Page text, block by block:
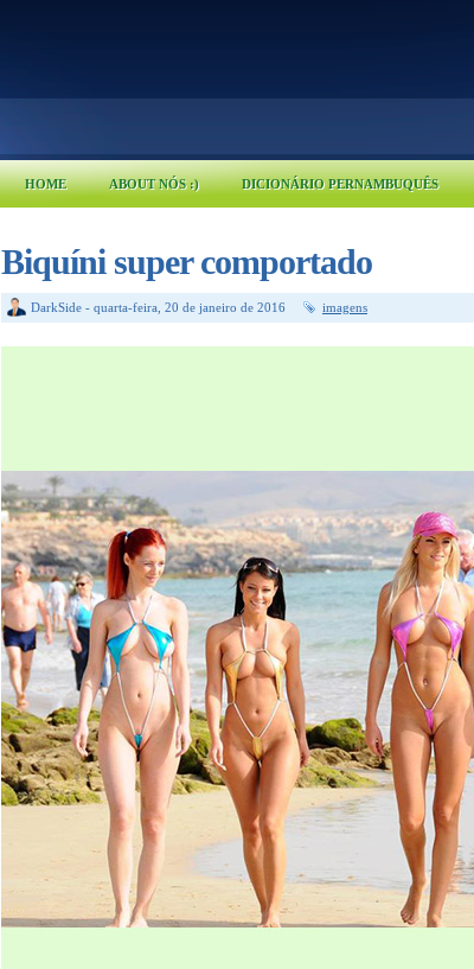
HOME ABOUT NÓS :) DICIONÁRIO PERNAMBUQUÊS
Biquíni super comportado
DarkSide - quarta-feira, 20 de janeiro de 2016 imagens